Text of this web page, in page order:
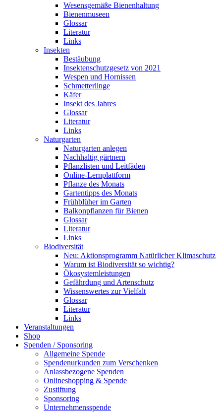
Wesensgemäße Bienenhaltung
Bienenmuseen
Glossar
Literatur
Links
Insekten
Bestäubung
Insektenschutzgesetz von 2021
Wespen und Hornissen
Schmetterlinge
Käfer
Insekt des Jahres
Glossar
Literatur
Links
Naturgarten
Naturgarten anlegen
Nachhaltig gärtnern
Pflanzlisten und Leitfäden
Online-Lernplattform
Pflanze des Monats
Gartentipps des Monats
Frühblüher im Garten
Balkonpflanzen für Bienen
Glossar
Literatur
Links
Biodiversität
Neu: Aktionsprogramm Natürlicher Klimaschutz
Warum ist Biodiversität so wichtig?
Ökosystemleistungen
Gefährdung und Artenschutz
Wissenswertes zur Vielfalt
Glossar
Literatur
Links
Veranstaltungen
Shop
Spenden / Sponsoring
Allgemeine Spende
Spendenurkunden zum Verschenken
Anlassbezogene Spenden
Onlineshopping & Spende
Zustiftung
Sponsoring
Unternehmensspende